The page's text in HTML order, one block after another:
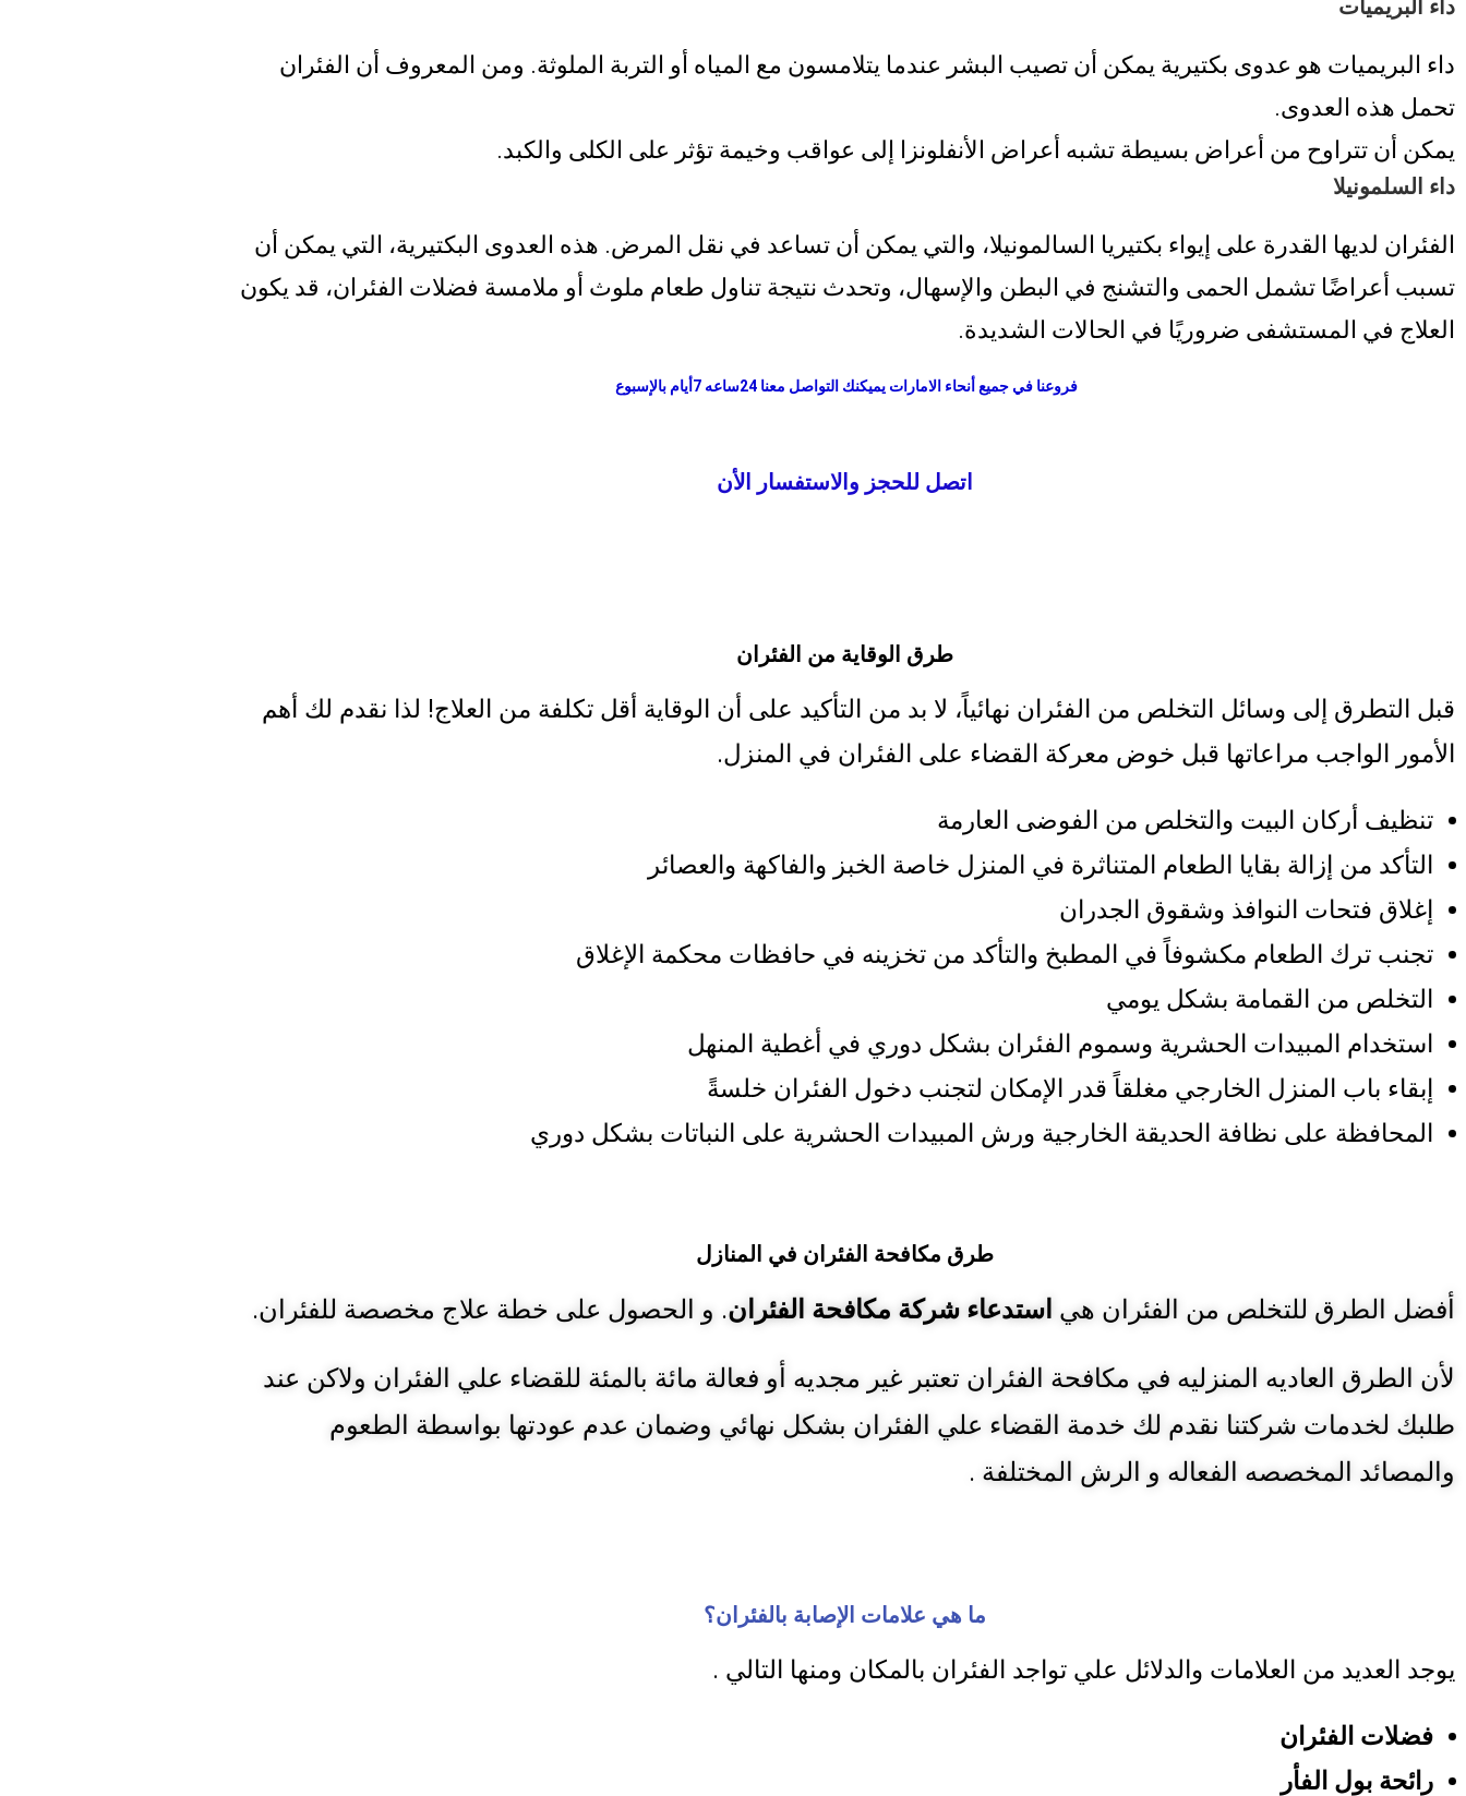
داء البريميات
داء البريميات هو عدوى بكتيرية يمكن أن تصيب البشر عندما يتلامسون مع المياه أو التربة الملوثة. ومن المعروف أن الفئران
تحمل هذه العدوى.
يمكن أن تتراوح من أعراض بسيطة تشبه أعراض الأنفلونزا إلى عواقب وخيمة تؤثر على الكلى والكبد.
داء السلمونيلا
الفئران لديها القدرة على إيواء بكتيريا السالمونيلا، والتي يمكن أن تساعد في نقل المرض. هذه العدوى البكتيرية، التي يمكن أن
تسبب أعراضًا تشمل الحمى والتشنج في البطن والإسهال، وتحدث نتيجة تناول طعام ملوث أو ملامسة فضلات الفئران، قد يكون
العلاج في المستشفى ضروريًا في الحالات الشديدة.
فروعنا في جميع أنحاء الامارات يميكنك التواصل معنا 24ساعه 7أيام بالإسبوع
اتصل للحجز والاستفسار الأن
طرق الوقاية من الفئران
قبل التطرق إلى وسائل التخلص من الفئران نهائياً، لا بد من التأكيد على أن الوقاية أقل تكلفة من العلاج! لذا نقدم لك أهم
الأمور الواجب مراعاتها قبل خوض معركة القضاء على الفئران في المنزل.
تنظيف أركان البيت والتخلص من الفوضى العارمة
التأكد من إزالة بقايا الطعام المتناثرة في المنزل خاصة الخبز والفاكهة والعصائر
إغلاق فتحات النوافذ وشقوق الجدران
تجنب ترك الطعام مكشوفاً في المطبخ والتأكد من تخزينه في حافظات محكمة الإغلاق
التخلص من القمامة بشكل يومي
استخدام المبيدات الحشرية وسموم الفئران بشكل دوري في أغطية المنهل
إبقاء باب المنزل الخارجي مغلقاً قدر الإمكان لتجنب دخول الفئران خلسةً
المحافظة على نظافة الحديقة الخارجية ورش المبيدات الحشرية على النباتات بشكل دوري
طرق مكافحة الفئران في المنازل
أفضل الطرق للتخلص من الفئران هي استدعاء شركة مكافحة الفئران. و الحصول على خطة علاج مخصصة للفئران.
لأن الطرق العاديه المنزليه في مكافحة الفئران تعتبر غير مجديه أو فعالة مائة بالمئة للقضاء علي الفئران ولاكن عند
طلبك لخدمات شركتنا نقدم لك خدمة القضاء علي الفئران بشكل نهائي وضمان عدم عودتها بواسطة الطعوم
والمصائد المخصصه الفعاله و الرش المختلفة .
ما هي علامات الإصابة بالفئران؟
يوجد العديد من العلامات والدلائل علي تواجد الفئران بالمكان ومنها التالي .
فضلات الفئران
رائحة بول الفأر